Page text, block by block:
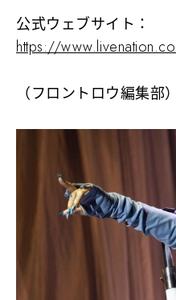
公式ウェブサイト ：
https://
（フロントロウ編集部）